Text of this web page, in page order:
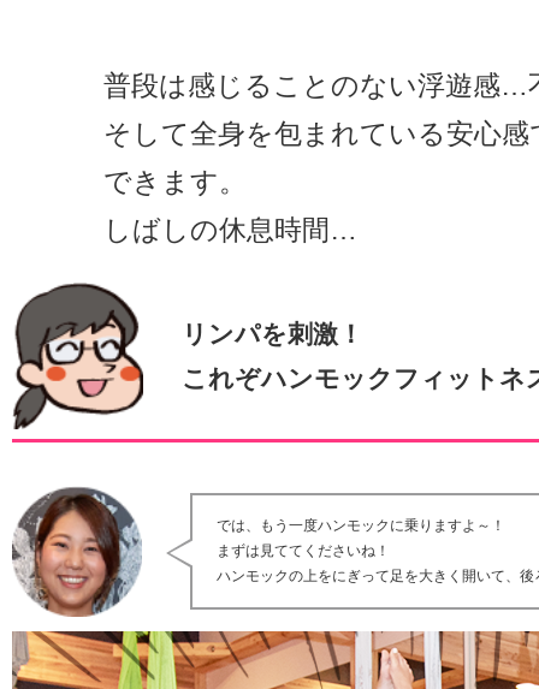
普段は感じることのない浮遊感…
そして全身を包まれている安心
できます。
しばしの休息時間…
リンパを刺激！
これぞハンモックフィットネ
では、もう一度ハンモックに乗りますよ～！
まずは見ててくださいね！
ハンモックの上をにぎって足を大きく開いて、後